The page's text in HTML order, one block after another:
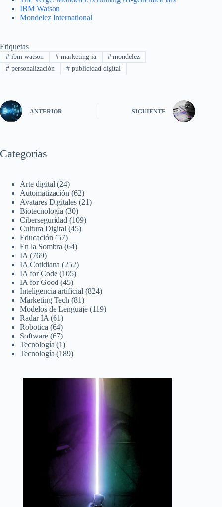
IBM Watson
Mondelez International
Etiquetas
#ibm watson #marketing ia # mondelez
#personalización #publicidad digital
ANTERIOR SIGUIENTE
Categorías
Arte digital (24)
Automatización (62)
Avatares Digitales (21)
Biotecnología (30)
Ciberseguridad (109)
Cultura Digital (45)
Educación (57)
En la Sombra (64)
IA (769)
IA Cotidiana (252)
IA for Code (105)
IA for Good (45)
Inteligencia artificial (824)
Marketing Tech (81)
Modelos de Lenguaje (119)
Radar IA (61)
Robotica (64)
Software (67)
Tecnología (1)
Tecnología (189)